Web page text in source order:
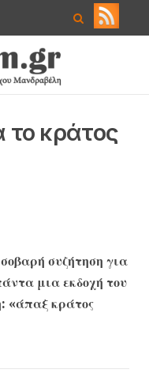
το κράτος
συζήτηση για
μια εκδοχή του
«άπαξ κράτος